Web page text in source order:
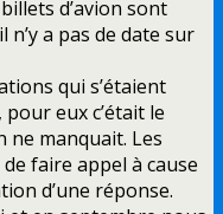
d’avion sont
a pas de date sur
qui s’étaient
eux c’était le
ne manquait. Les
faire appel à cause
d’une réponse.